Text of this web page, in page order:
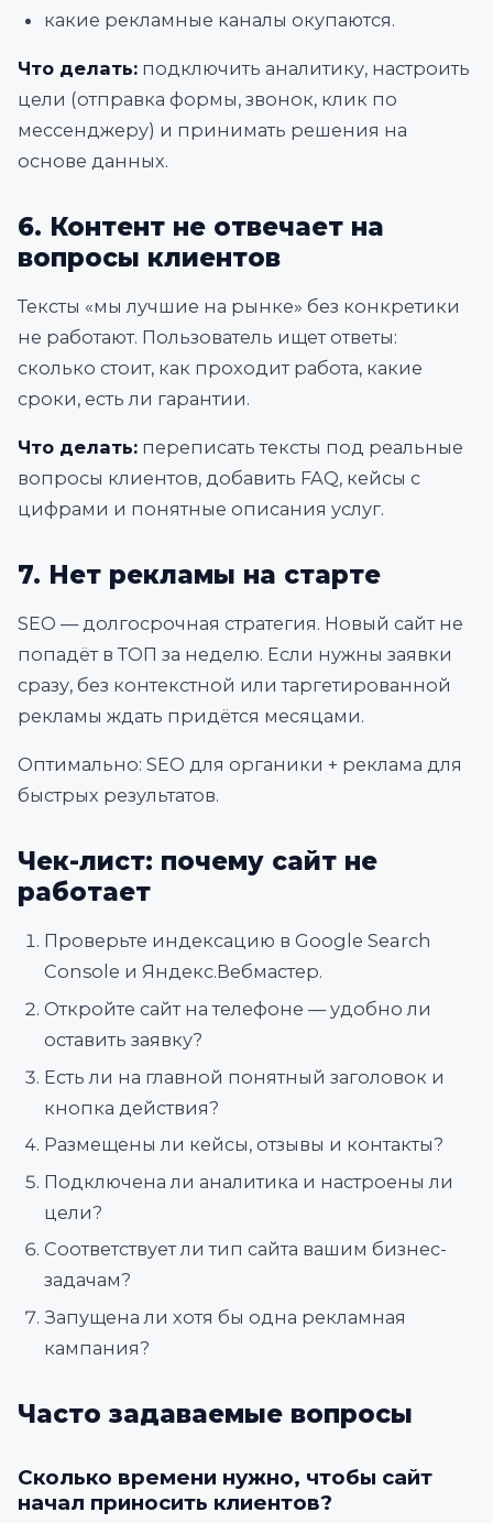
какие рекламные каналы окупаются.
Что делать: подключить аналитику, настроить
цели (отправка формы, звонок, клик по
мессенджеру) и принимать решения на
основе данных.
6. Контент не отвечает на
вопросы клиентов
Тексты «мы лучшие на рынке» без конкретики
не работают. Пользователь ищет ответы:
сколько стоит, как проходит работа, какие
сроки, есть ли гарантии.
Что делать: переписать тексты под реальные
вопросы клиентов, добавить FAQ, кейсы с
цифрами и понятные описания услуг.
7. Нет рекламы на старте
SEO — долгосрочная стратегия. Новый сайт не
попадёт в ТОП за неделю. Если нужны заявки
сразу, без контекстной или таргетированной
рекламы ждать придётся месяцами.
Оптимально: SEO для органики + реклама для
быстрых результатов.
Чек-лист: почему сайт не
работает
Проверьте индексацию в Google Search
Console и Яндекс.Вебмастер.
Откройте сайт на телефоне — удобно ли
оставить заявку?
Есть ли на главной понятный заголовок и
кнопка действия?
Размещены ли кейсы, отзывы и контакты?
Подключена ли аналитика и настроены ли
цели?
Соответствует ли тип сайта вашим бизнес-
задачам?
Запущена ли хотя бы одна рекламная
кампания?
Часто задаваемые вопросы
Сколько времени нужно, чтобы сайт
начал приносить клиентов?